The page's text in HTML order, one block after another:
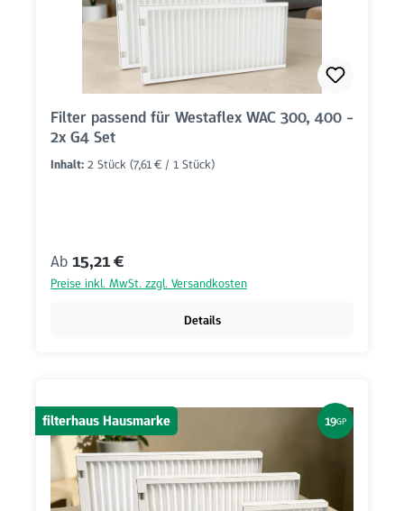
Filter passend für Westaflex WAC 300, 400 -
2x G4 Set
Inhalt: 2 Stück (7,61 € / 1 Stück)
Regulärer Preis:
Ab 15,21 €
Preise inkl. MwSt. zzgl. Versandkosten
Details
filterhaus Hausmarke 19GP